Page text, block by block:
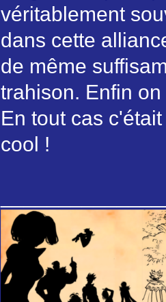
véritablement
dans cette
de même
trahison. Enfin
En tout cas
cool !